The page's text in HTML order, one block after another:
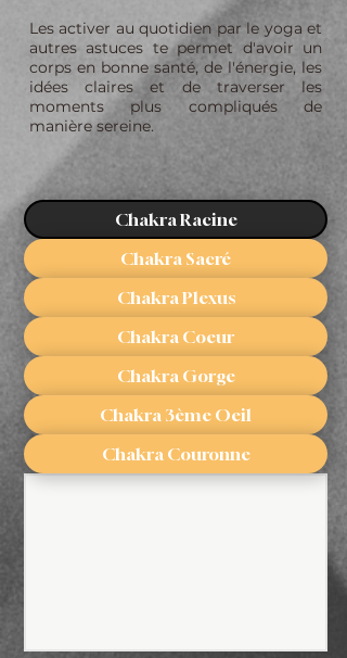
Les activer au quotidien par le yoga et
autres astuces te permet d'avoir un
corps en bonne santé, de l'énergie, les
idées claires et de traverser les
moments plus compliqués de
manière sereine.
Chakra Racine
Chakra Sacré
Chakra Plexus
Chakra Coeur
Chakra Gorge
Chakra 3ème Oeil
Chakra Couronne